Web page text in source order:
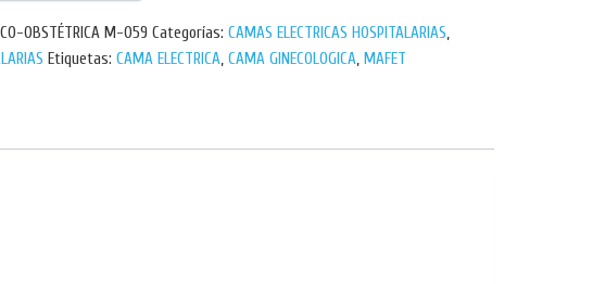
OBSTÉTRICA M-059 Categorías: CAMAS ELECTRICAS HOSPITALARIAS,
Etiquetas: CAMA ELECTRICA, CAMA GINECOLOGICA, MAFET